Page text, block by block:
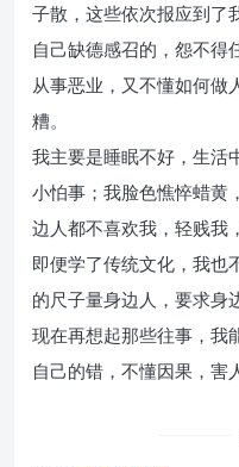
子散，这些依次报应到了
自己缺德感召的，怨不得
从事恶业，又不懂如何做
糟。
我主要是睡眠不好，生活
小怕事；我脸色憔悴蜡黄
边人都不喜欢我，轻贱我
即便学了传统文化，我也
的尺子量身边人，要求身
现在再想起那些往事，我
自己的错，不懂因果，害